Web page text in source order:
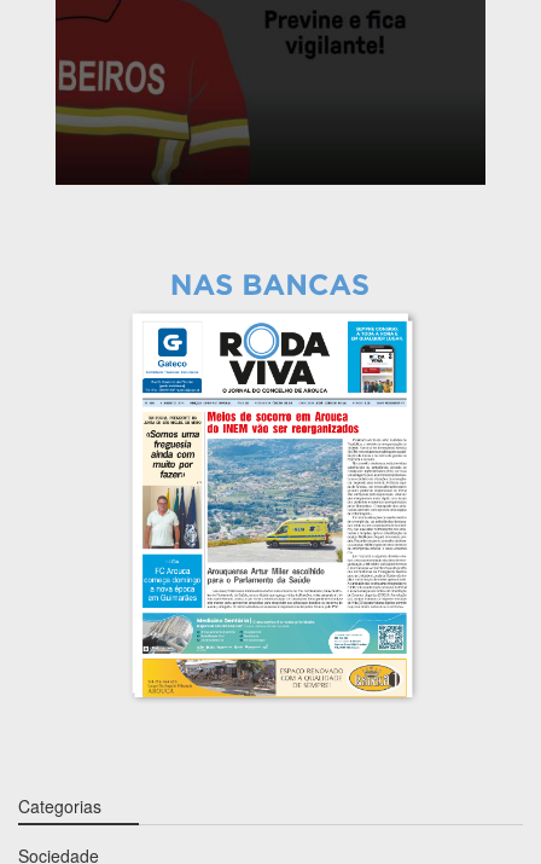
Categorias
Sociedade